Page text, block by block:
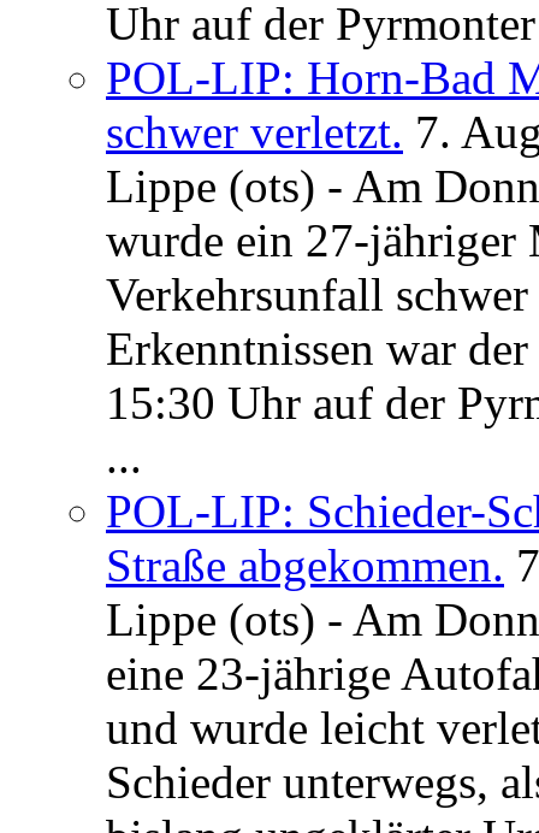
Uhr auf der
POL-LIP: Horn-Bad
schwer verletzt. 7.
Lippe (ots) - Am
wurde ein 27-jähriger
Verkehrsunfall
Erkenntnissen war
15:30 Uhr auf der
...
POL-LIP: Schieder-
Straße abgekommen.
Lippe (ots) - Am
eine 23-jährige
und wurde leicht
Schieder unterwegs,